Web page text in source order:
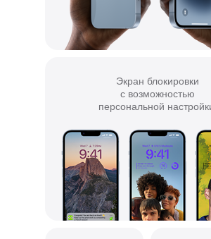
Экран блокировки
с возможностью
персональной